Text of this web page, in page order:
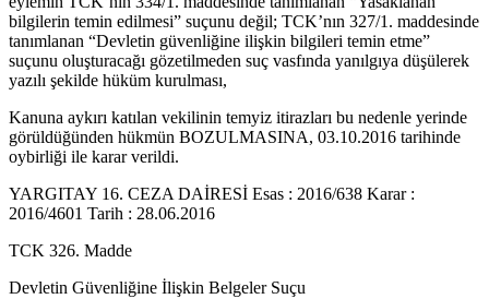
bilgilerin temin edilmesi” suçunu değil; TCK’nın 327/1. maddesinde
tanımlanan “Devletin güvenliğine ilişkin bilgileri temin etme”
suçunu oluşturacağı gözetilmeden suç vasfında yanılgıya düşülerek
yazılı şekilde hüküm kurulması,
Kanuna aykırı katılan vekilinin temyiz itirazları bu nedenle yerinde
görüldüğünden hükmün BOZULMASINA, 03.10.2016 tarihinde
oybirliği ile karar verildi.
YARGITAY 16. CEZA DAİRESİ Esas : 2016/638 Karar :
2016/4601 Tarih : 28.06.2016
TCK 326. Madde
Devletin Güvenliğine İlişkin Belgeler Suçu